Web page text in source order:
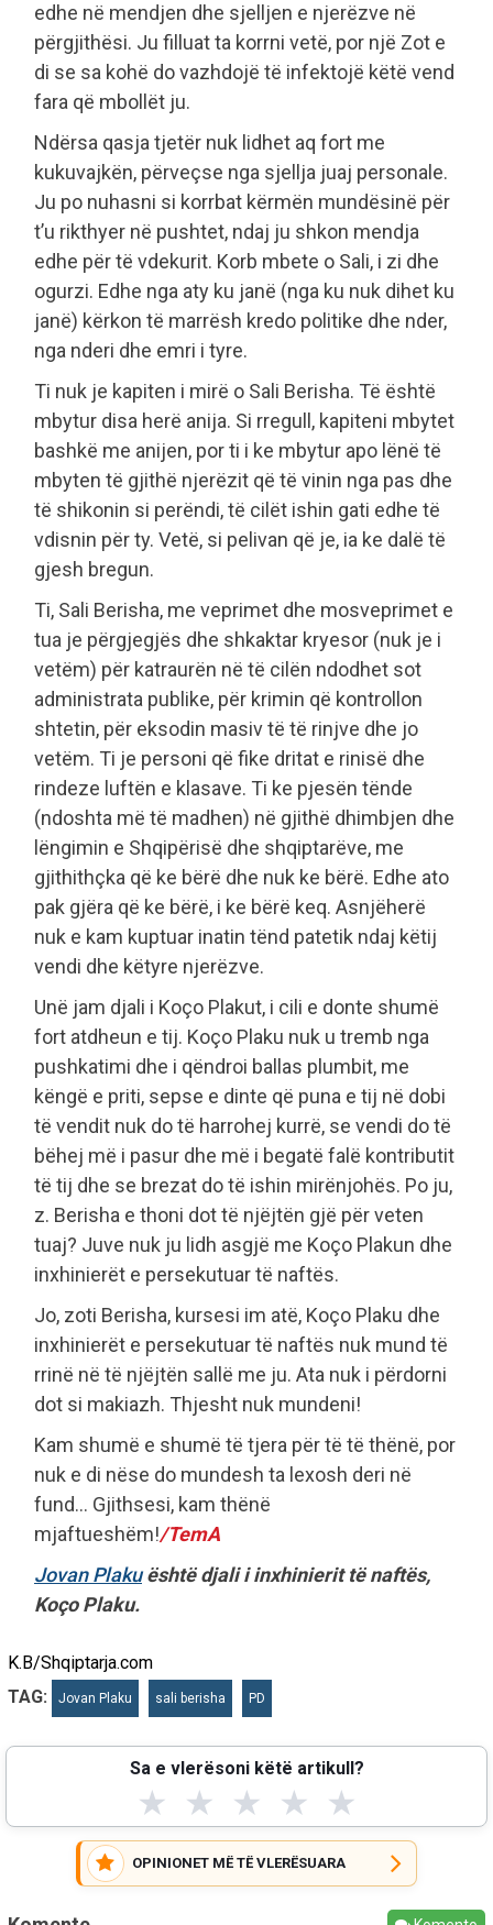
edhe në mendjen dhe sjelljen e njerëzve në
përgjithësi. Ju filluat ta korrni vetë, por një Zot e
di se sa kohë do vazhdojë të infektojë këtë vend
fara që mbollët ju.
Ndërsa qasja tjetër nuk lidhet aq fort me
kukuvajkën, përveçse nga sjellja juaj personale.
Ju po nuhasni si korrbat kërmën mundësinë për
t’u rikthyer në pushtet, ndaj ju shkon mendja
edhe për të vdekurit. Korb mbete o Sali, i zi dhe
ogurzi. Edhe nga aty ku janë (nga ku nuk dihet ku
janë) kërkon të marrësh kredo politike dhe nder,
nga nderi dhe emri i tyre.
Ti nuk je kapiten i mirë o Sali Berisha. Të është
mbytur disa herë anija. Si rregull, kapiteni mbytet
bashkë me anijen, por ti i ke mbytur apo lënë të
mbyten të gjithë njerëzit që të vinin nga pas dhe
të shikonin si perëndi, të cilët ishin gati edhe të
vdisnin për ty. Vetë, si pelivan që je, ia ke dalë të
gjesh bregun.
Ti, Sali Berisha, me veprimet dhe mosveprimet e
tua je përgjegjës dhe shkaktar kryesor (nuk je i
vetëm) për katraurën në të cilën ndodhet sot
administrata publike, për krimin që kontrollon
shtetin, për eksodin masiv të të rinjve dhe jo
vetëm. Ti je personi që fike dritat e rinisë dhe
rindeze luftën e klasave. Ti ke pjesën tënde
(ndoshta më të madhen) në gjithë dhimbjen dhe
lëngimin e Shqipërisë dhe shqiptarëve, me
gjithithçka që ke bërë dhe nuk ke bërë. Edhe ato
pak gjëra që ke bërë, i ke bërë keq. Asnjëherë
nuk e kam kuptuar inatin tënd patetik ndaj këtij
vendi dhe këtyre njerëzve.
Unë jam djali i Koço Plakut, i cili e donte shumë
fort atdheun e tij. Koço Plaku nuk u tremb nga
pushkatimi dhe i qëndroi ballas plumbit, me
këngë e priti, sepse e dinte që puna e tij në dobi
të vendit nuk do të harrohej kurrë, se vendi do të
bëhej më i pasur dhe më i begatë falë kontributit
të tij dhe se brezat do të ishin mirënjohës. Po ju,
z. Berisha e thoni dot të njëjtën gjë për veten
tuaj? Juve nuk ju lidh asgjë me Koço Plakun dhe
inxhinierët e persekutuar të naftës.
Jo, zoti Berisha, kursesi im atë, Koço Plaku dhe
inxhinierët e persekutuar të naftës nuk mund të
rrinë në të njëjtën sallë me ju. Ata nuk i përdorni
dot si makiazh. Thjesht nuk mundeni!
Kam shumë e shumë të tjera për të të thënë, por
nuk e di nëse do mundesh ta lexosh deri në
fund… Gjithsesi, kam thënë
mjaftueshëm!/TemA
Jovan Plakuështë djali i inxhinierit të naftës,
Koço Plaku.
K.B/Shqiptarja.com
TAG:
Jovan Plaku sali berisha PD
Sa e vlerësoni këtë artikull?
★ ★ ★ ★ ★
OPINIONET MË TË VLERËSUARA